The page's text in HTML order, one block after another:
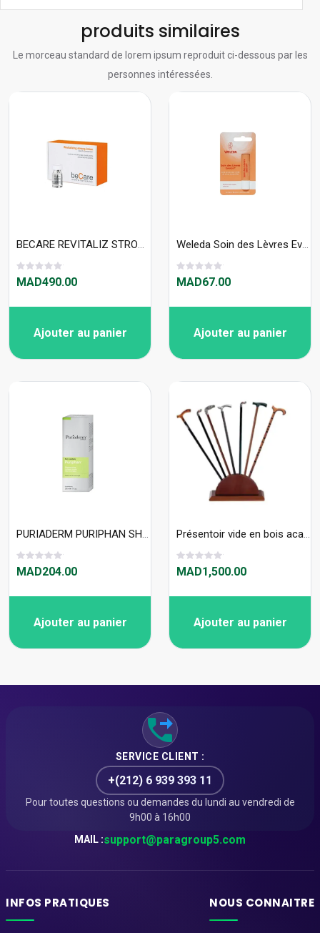
produits similaires
Le morceau standard de lorem ipsum reproduit ci-dessous par les
personnes intéressées.
BECARE REVITALIZ STRONG LOT 6FL 7 ML
MAD490.00
Ajouter au panier
Weleda Soin des Lèvres Everon ® bio 4,8g
MAD67.00
Ajouter au panier
PURIADERM PURIPHAN SHAMPOOING HYDRATANT INTENSE 200 ML
MAD204.00
Ajouter au panier
Présentoir vide en bois acajou 12 places 210100
MAD1,500.00
Ajouter au panier
SERVICE CLIENT :
+(212) 6 939 393 11
Pour toutes questions ou demandes du lundi au vendredi de
9h00 à 16h00
MAIL :support@paragroup5.com
INFOS PRATIQUES NOUS CONNAITRE